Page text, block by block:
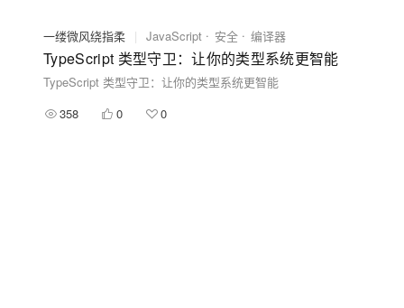
一缕微风绕指柔 | JavaScript 安全 编译器
TypeScript 类型守卫：让你的类型系统更智能
TypeScript 类型守卫：让你的类型系统更智能
358
0 0